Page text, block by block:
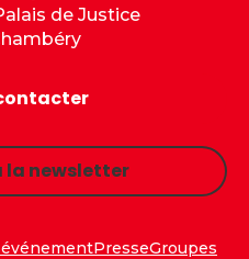
de Justice
la newsletter
PresseGroupes